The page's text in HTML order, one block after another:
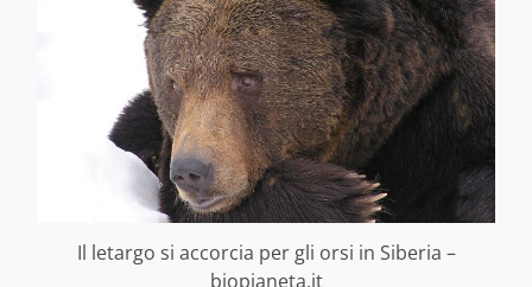
Il letargo si accorcia per gli orsi in Siberia –
biopianeta.it